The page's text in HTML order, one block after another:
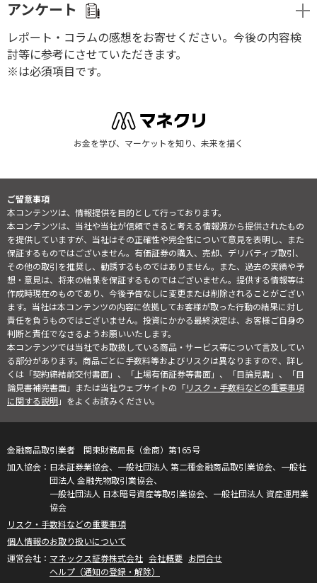
アンケート
レポート・コラムの感想をお寄せください。今後の内容検
討等に参考にさせていただきます。
※は必須項目です。
お金を学び、マーケットを知り、未来を描く
ご留意事項
本コンテンツは、情報提供を目的として行っております。
本コンテンツは、当社や当社が信頼できると考える情報源から提供されたもの
を提供していますが、当社はその正確性や完全性について意見を表明し、また
保証するものではございません。有価証券の購入、売却、デリバティブ取引、
その他の取引を推奨し、勧誘するものではありません。また、過去の実績や予
想・意見は、将来の結果を保証するものではございません。提供する情報等は
作成時現在のものであり、今後予告なしに変更または削除されることがござい
ます。当社は本コンテンツの内容に依拠してお客様が取った行動の結果に対し
責任を負うものではございません。投資にかかる最終決定は、お客様ご自身の
判断と責任でなさるようお願いいたします。
本コンテンツでは当社でお取扱している商品・サービス等について言及してい
る部分があります。商品ごとに手数料等およびリスクは異なりますので、詳し
くは「契約締結前交付書面」、「上場有価証券等書面」、「目論見書」、「目
論見書補完書面」または当社ウェブサイトの「リスク・手数料などの重要事項
に関する説明」をよくお読みください。
金融商品取引業者 関東財務局長（金商）第165号
日本証券業協会、一般社団法人 第二種金融商品取引業協会、一般社
団法人 金融先物取引業協会、
一般社団法人 日本暗号資産等取引業協会、一般社団法人 資産運用業
協会
リスク・手数料などの重要事項
個人情報のお取り扱いについて
マネックス証券株式会社 会社概要 お問合せ
ヘルプ（通知の登録・解除）